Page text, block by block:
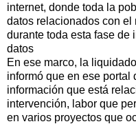
internet, donde toda la
datos relacionados con
durante toda esta fase de
datos
En ese marco, la
informó que en ese portal
información que está
intervención, labor que
en varios proyectos que